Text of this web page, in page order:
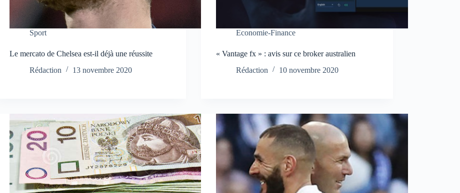
Sport
Le mercato de Chelsea est-il déjà une réussite
Rédaction
13 novembre 2020
Economie-Finance
« Vantage fx » : avis sur ce broker australien
Rédaction
10 novembre 2020